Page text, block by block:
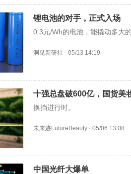
锂电池的对手，正式入场
0.3元/Wh的电池，能撬动多大
洞见新研社 · 05/13 14:19
十强总盘破600亿，国货美
换挡进行时。
未来迹FutureBeauty · 05/06 13:08
中国光纤大爆单